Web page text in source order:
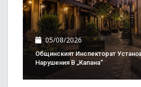
05/08/2026
Общинският Инспекторат
Нарушения В „Капана“